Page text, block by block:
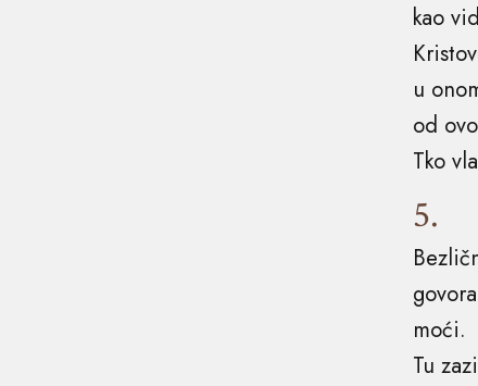
kao
u
od
Tko
5.
moći.
Tu